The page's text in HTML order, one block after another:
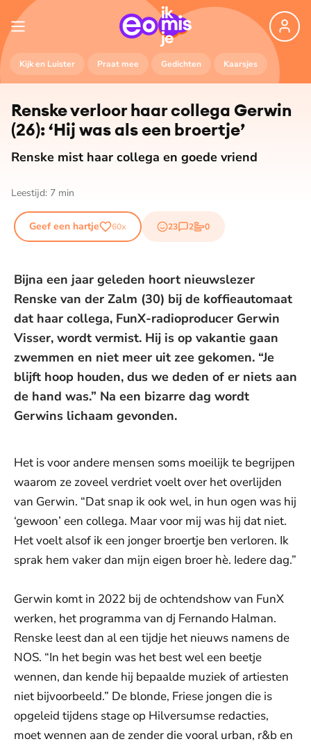
Kijk en Luister Praat mee Gedichten Kaarsjes
Renske verloor haar collega Gerwin
(26): ‘Hij was als een broertje’
Renske mist haar collega en goede vriend
Leestijd: 7 min
Geef een hartje 60x 23
emojis2
reacties
0
stemmen
Bijna een jaar geleden hoort nieuwslezer
Renske van der Zalm (30) bij de koffieautomaat
dat haar collega, FunX-radioproducer Gerwin
Visser, wordt vermist. Hij is op vakantie gaan
zwemmen en niet meer uit zee gekomen. “Je
blijft hoop houden, dus we deden of er niets aan
de hand was.” Na een bizarre dag wordt
Gerwins lichaam gevonden.
Het is voor andere mensen soms moeilijk te begrijpen
waarom ze zoveel verdriet voelt over het overlijden
van Gerwin. “Dat snap ik ook wel, in hun ogen was hij
‘gewoon’ een collega. Maar voor mij was hij dat niet.
Het voelt alsof ik een jonger broertje ben verloren. Ik
sprak hem vaker dan mijn eigen broer hè. Iedere dag.”
Gerwin komt in 2022 bij de ochtendshow van FunX
werken, het programma van dj Fernando Halman.
Renske leest dan al een tijdje het nieuws namens de
NOS. “In het begin was het best wel een beetje
wennen, dan kende hij bepaalde muziek of artiesten
niet bijvoorbeeld.” De blonde, Friese jongen die is
opgeleid tijdens stage op Hilversumse redacties,
moet wennen aan de zender die vooral urban, r&b en